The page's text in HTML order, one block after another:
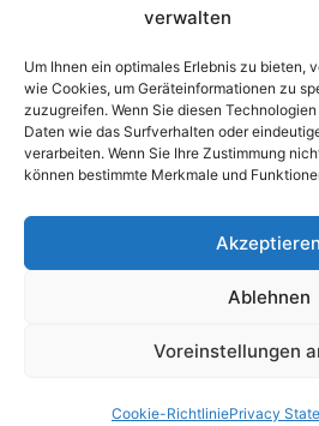
verwalten
Um Ihnen ein optimales Erlebnis zu bieten,
wie Cookies, um Geräteinformationen zu
zuzugreifen. Wenn Sie diesen
Daten wie das Surfverhalten oder
verarbeiten. Wenn Sie Ihre Zustimmung
können bestimmte Merkmale und
Akzeptieren
Ablehnen
Voreinstellungen
Cookie-RichtliniePrivacy
registered trademarks owned by
Mindfield Biosystems Ltd. is under
Other trademarks and trade names
those of their respective owners.
kaphatunk – az Ön
minősített vásárlásokból